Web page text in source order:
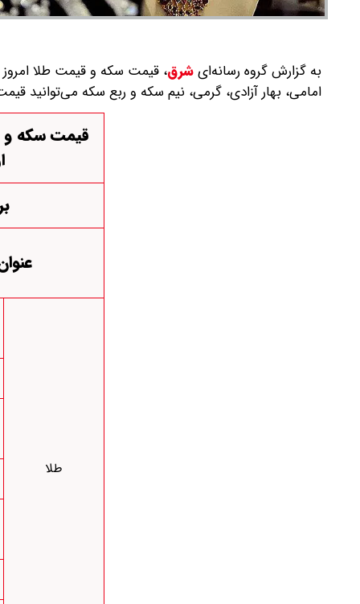
به گزارش گروه رسانه‌ایشرق،
امامی، بهار آزادی، گرمی، نیم سکه و ربع سکه می‌توانید
طلا